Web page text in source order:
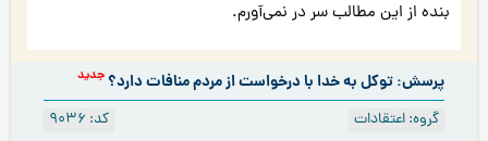
بنده از این مطالب سر در نمی‌‌آورم.
پرسش: توکل به خدا با درخواست از مردم منافات دارد؟جدید
کد: 9036 گروه: اعتقادات